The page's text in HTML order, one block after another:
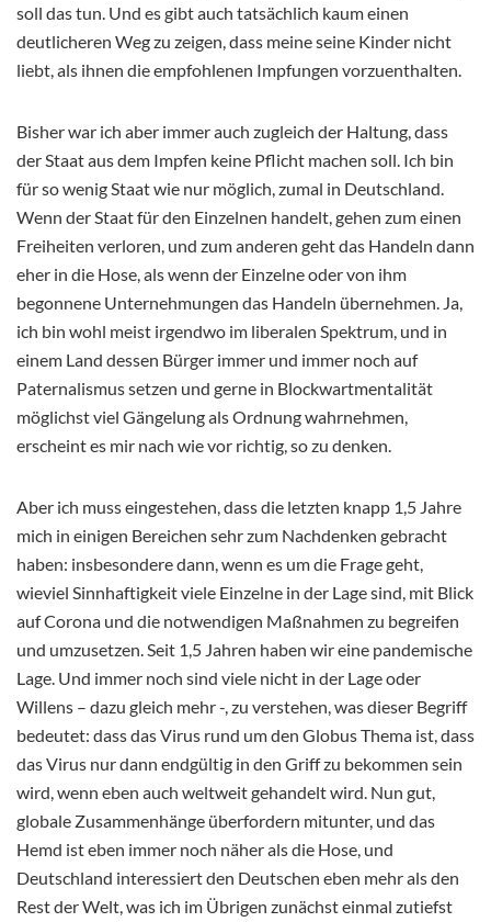
soll das tun. Und es gibt auch tatsächlich kaum einen
deutlicheren Weg zu zeigen, dass meine seine Kinder nicht
liebt, als ihnen die empfohlenen Impfungen vorzuenthalten.
Bisher war ich aber immer auch zugleich der Haltung, dass
der Staat aus dem Impfen keine Pflicht machen soll. Ich bin
für so wenig Staat wie nur möglich, zumal in Deutschland.
Wenn der Staat für den Einzelnen handelt, gehen zum einen
Freiheiten verloren, und zum anderen geht das Handeln dann
eher in die Hose, als wenn der Einzelne oder von ihm
begonnene Unternehmungen das Handeln übernehmen. Ja,
ich bin wohl meist irgendwo im liberalen Spektrum, und in
einem Land dessen Bürger immer und immer noch auf
Paternalismus setzen und gerne in Blockwartmentalität
möglichst viel Gängelung als Ordnung wahrnehmen,
erscheint es mir nach wie vor richtig, so zu denken.
Aber ich muss eingestehen, dass die letzten knapp 1,5 Jahre
mich in einigen Bereichen sehr zum Nachdenken gebracht
haben: insbesondere dann, wenn es um die Frage geht,
wieviel Sinnhaftigkeit viele Einzelne in der Lage sind, mit Blick
auf Corona und die notwendigen Maßnahmen zu begreifen
und umzusetzen. Seit 1,5 Jahren haben wir eine pandemische
Lage. Und immer noch sind viele nicht in der Lage oder
Willens – dazu gleich mehr -, zu verstehen, was dieser Begriff
bedeutet: dass das Virus rund um den Globus Thema ist, dass
das Virus nur dann endgültig in den Griff zu bekommen sein
wird, wenn eben auch weltweit gehandelt wird. Nun gut,
globale Zusammenhänge überfordern mitunter, und das
Hemd ist eben immer noch näher als die Hose, und
Deutschland interessiert den Deutschen eben mehr als den
Rest der Welt, was ich im Übrigen zunächst einmal zutiefst